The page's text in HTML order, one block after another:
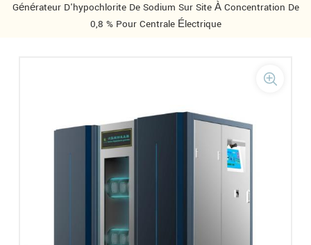
Générateur D'hypochlorite De Sodium Sur Site À Concentration De
0,8 % Pour Centrale Électrique